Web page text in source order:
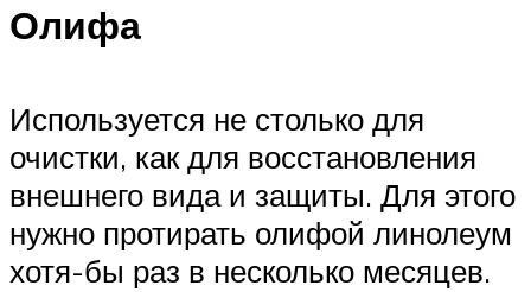
Олифа
Используется не столько для
очистки, как для восстановления
внешнего вида и защиты. Для этого
нужно протирать олифой линолеум
хотя-бы раз в несколько месяцев.